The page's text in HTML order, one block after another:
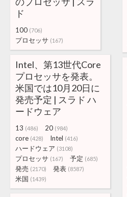
ド
100 (706)
プロセッサ (167)
Intel、第13世代Core
プロセッサを発表。
米国では10月20日に
発売予定 | スラド ハ
ードウェア
13 (486) 20 (984)
core (428) Intel (416)
ハードウェア (3108)
プロセッサ (167) 予定 (685)
発売 (2170) 発表 (8587)
米国 (1439)